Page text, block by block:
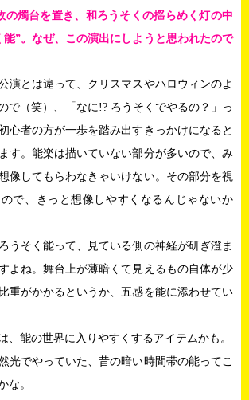
の燭台を置き、和ろうそくの揺らめく灯の中
”。なぜ、この演出にしようと思われたので
演とは違って、クリスマスやハロウィンのよ
で（笑）、「なに!? ろうそくでやるの？」っ
心者の方が一歩を踏み出すきっかけになると
す。能楽は描いていない部分が多いので、み
像してもらわなきゃいけない。その部分を視
で、きっと想像しやすくなるんじゃないか
うそく能って、見ている側の神経が研ぎ澄ま
よね。舞台上が薄暗くて見えるもの自体が少
重がかかるというか、五感を能に添わせてい
、能の世界に入りやすくするアイテムかも。
光でやっていた、昔の暗い時間帯の能ってこ
な。